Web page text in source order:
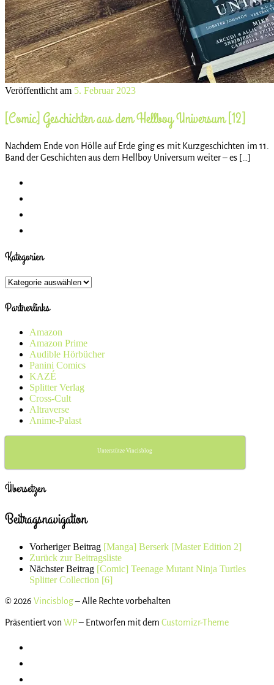
Veröffentlicht am 5. Februar 2023
[Comic] Geschichten aus dem Hellboy Universum [12]
Nachdem Ende von Hölle auf Erde ging es mit Kurzgeschichten im 11.
Band der Geschichten aus dem Hellboy Universum weiter – es […]
Kategorien
Kategorien
Partnerlinks
Amazon
Amazon Prime
Audible Hörbücher
Panini Comics
KAZÉ
Splitter Verlag
Cross-Cult
Altraverse
Anime-Palast
Unterstütze Vincisblog
Übersetzen
Beitragsnavigation
Vorheriger Beitrag [Manga] Berserk [Master Edition 2]
Zurück zur Beitragsliste
Nächster Beitrag [Comic] Teenage Mutant Ninja Turtles
Splitter Collection [6]
© 2026 Vincisblog– Alle Rechte vorbehalten
Präsentiert von WP– Entworfen mit dem Customizr-Theme